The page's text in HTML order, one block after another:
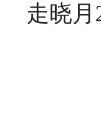
走晓